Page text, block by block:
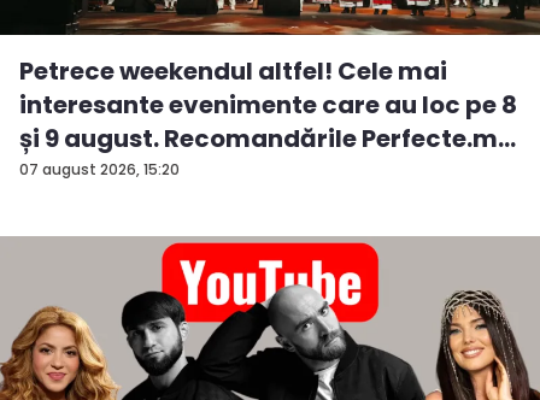
07 august 2026, 15:20
Petrece weekendul altfel! Cele mai
interesante evenimente care au loc pe 8
și 9 august. Recomandările Perfecte.m...